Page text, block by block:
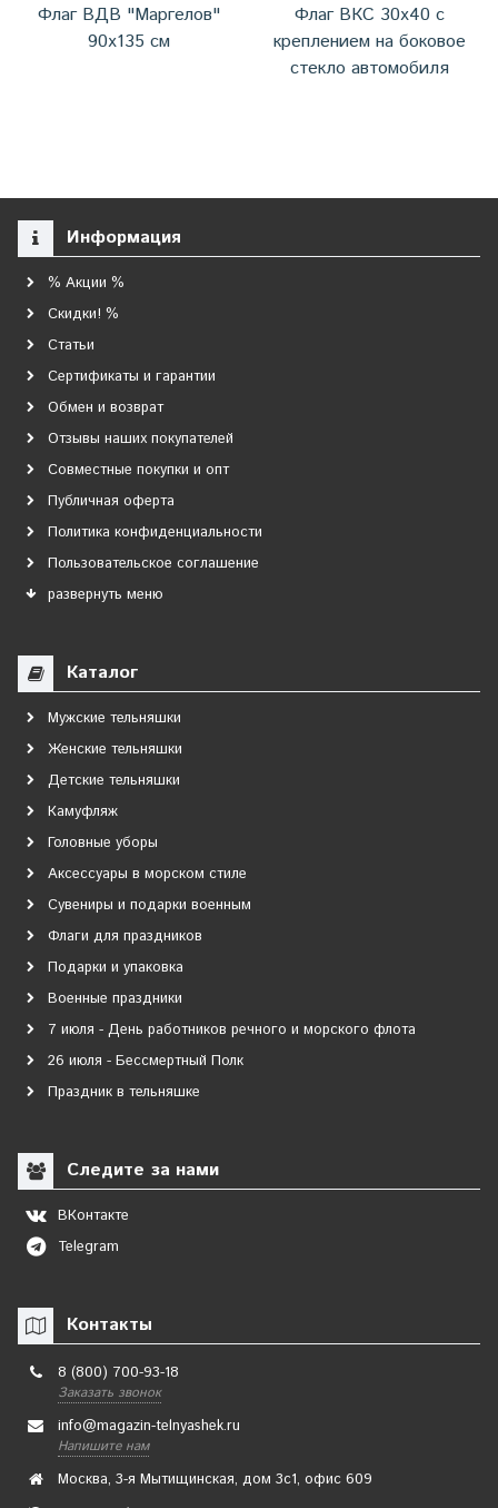
Флаг ВДВ "Маргелов"
90х135 см
Флаг ВКС 30х40 с
креплением на боковое
стекло автомобиля
Информация
% Акции %
Скидки! %
Статьи
Сертификаты и гарантии
Обмен и возврат
Отзывы наших покупателей
Совместные покупки и опт
Публичная оферта
Политика конфиденциальности
Пользовательское соглашение
развернуть меню
Каталог
Мужские тельняшки
Женские тельняшки
Детские тельняшки
Камуфляж
Головные уборы
Аксессуары в морском стиле
Сувениры и подарки военным
Флаги для праздников
Подарки и упаковка
Военные праздники
7 июля - День работников речного и морского флота
26 июля - Бессмертный Полк
Праздник в тельняшке
Следите за нами
ВКонтакте
Telegram
Контакты
8 (800) 700-93-18
Заказать звонок
info@magazin-telnyashek.ru
Напишите нам
Москва, 3-я Мытищинская, дом 3с1, офис 609